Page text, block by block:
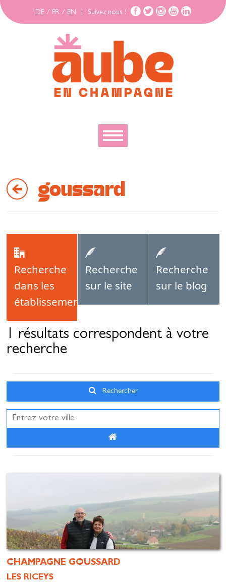
DE / FR / EN Suivez nous !
Explorer
S’inspirer
goussard
Recherche
dans les
établissements
Recherche
sur le site
Recherche
sur le blog
1 résultats correspondent à votre
recherche
Rechercher
CHAMPAGNE GOUSSARD
LES RICEYS